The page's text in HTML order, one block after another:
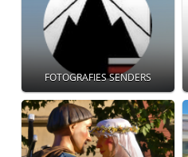
FOTOGRAFIES SENDERS